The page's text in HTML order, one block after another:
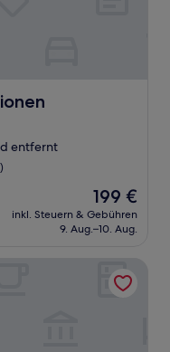
entfernt
Der
Preis
beträgt
199 €
inkl. Steuern & Gebühren
9. Aug.–10. Aug.